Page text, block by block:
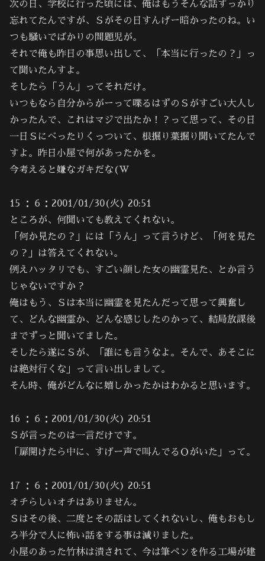
次の日、学校に行った頃には、俺はもうそんな話すっかり
忘れてたんですが、Ｓがその日すんげー暗かったのね。い
つも騒いでばかりの問題児が。
それで俺も昨日の事思い出して、「本当に行ったの？」っ
て聞いたんすよ。
そしたら「うん」ってそれだけ。
いつもなら自分からがーって喋るはずのＳがすごい大人し
かったんで、これはマジで出たか！？って思って、その日
一日Ｓにべったりくっついて、根掘り葉掘り聞いてたんで
すよ。昨日小屋で何があったかを。
今考えると嫌なガキだな(W
15 ：６：2001/01/30(火) 20:51
ところが、何聞いても教えてくれない。
「何か見たの？」には「うん」って言うけど、「何を見た
の？」は答えてくれない。
例えハッタリでも、すごい顔した女の幽霊見た、とか言う
じゃないですか？
俺はもう、Ｓは本当に幽霊を見たんだって思って興奮し
て、どんな幽霊か、どんな感じしたのかって、結局放課後
までずっと聞いてました。
そしたら遂にＳが、「誰にも言うなよ。そんで、あそこに
は絶対行くな」って言い出しまして。
そん時、俺がどんなに嬉しかったかはわかると思います。
16 ：６：2001/01/30(火) 20:51
Ｓが言ったのは一言だけです。
「扉開けたら中に、すげー声で叫んでるＯがいた」って。
17 ：６：2001/01/30(火) 20:51
オチらしいオチはありません。
Ｓはその後、二度とその話はしてくれないし、俺もおもし
ろ半分で人に怖い話をする事は減りました。
小屋のあった竹林は潰されて、今は筆ペンを作る工場が建